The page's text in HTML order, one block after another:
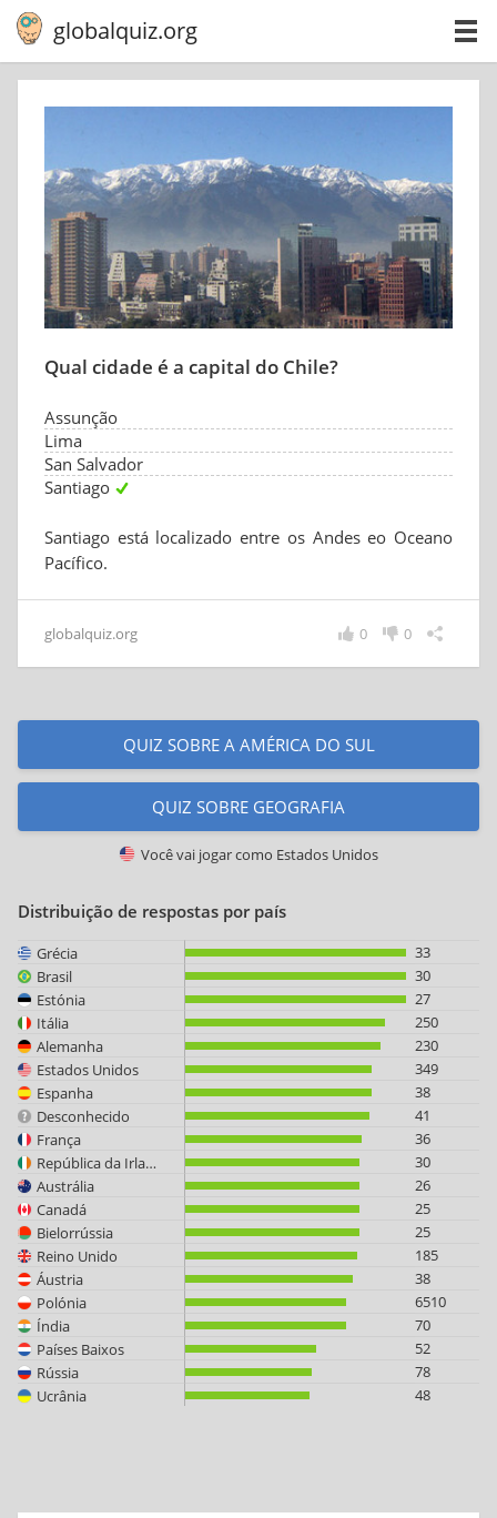
globalquiz.org
Qual cidade é a capital do Chile?
Assunção
Lima
San Salvador
Santiago
Santiago está localizado entre os Andes eo Oceano
Pacífico.
globalquiz.org 0
0
QUIZ SOBRE A AMÉRICA DO SUL
QUIZ SOBRE GEOGRAFIA
Você vai jogar como Estados Unidos
Distribuição de respostas por país
Grécia
33
Brasil
30
Estónia
27
Itália
250
Alemanha
230
Estados Unidos
349
Espanha
38
Desconhecido
41
França
36
República da Irlanda
30
Austrália
26
Canadá
25
Bielorrússia
25
Reino Unido
185
Áustria
38
Polónia
6510
Índia
70
Países Baixos
52
Rússia
78
Ucrânia
48